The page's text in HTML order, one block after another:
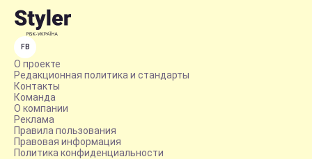
FB
О проекте
Редакционная политика и стандарты
Контакты
Команда
О компании
Реклама
Правила пользования
Правовая информация
Политика конфиденциальности